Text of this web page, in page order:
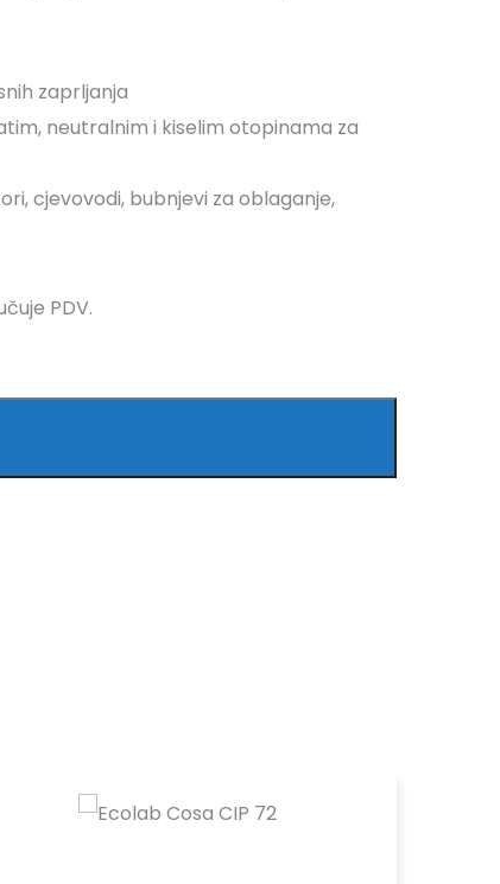
zaprljanja
neutralnim i kiselim otopinama za
cjevovodi, bubnjevi za oblaganje,
PDV.